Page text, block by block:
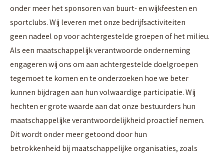
onder meer het sponsoren van buurt- en wijkfeesten en
sportclubs. Wij leveren met onze bedrijfsactiviteiten
geen nadeel op voor achtergestelde groepen of het milieu.
Als een maatschappelijk verantwoorde onderneming
engageren wij ons om aan achtergestelde doelgroepen
tegemoet te komen en te onderzoeken hoe we beter
kunnen bijdragen aan hun volwaardige participatie. Wij
hechten er grote waarde aan dat onze bestuurders hun
maatschappelijke verantwoordelijkheid proactief nemen.
Dit wordt onder meer getoond door hun
betrokkenheid bij maatschappelijke organisaties, zoals